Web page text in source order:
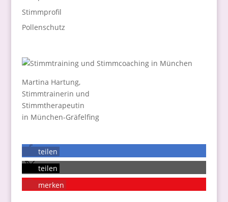
Stimmprofil
Pollenschutz
Martina Hartung,
Stimmtrainerin und
Stimmtherapeutin
in München-Gräfelfing
teilen
teilen
merken